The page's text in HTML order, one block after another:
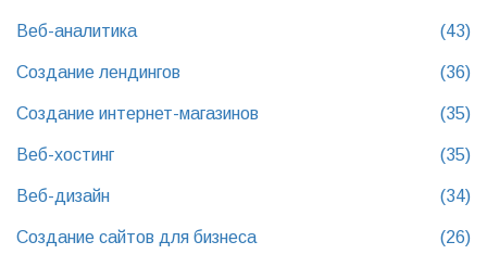
Веб-аналитика (43)
Создание лендингов (36)
Создание интернет-магазинов (35)
Веб-хостинг (35)
Веб-дизайн (34)
Создание сайтов для бизнеса (26)